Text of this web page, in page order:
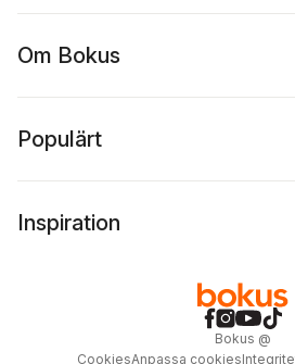
Om Bokus
Populärt
Inspiration
Bokus @
CookiesAnpassa cookies